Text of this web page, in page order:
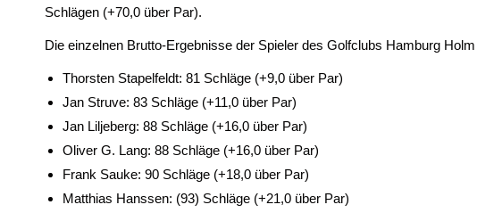
Schlägen (+70,0 über Par).
Die einzelnen Brutto-Ergebnisse der Spieler des Golfclubs Hamburg
Thorsten Stapelfeldt: 81 Schläge (+9,0 über Par)
Jan Struve: 83 Schläge (+11,0 über Par)
Jan Liljeberg: 88 Schläge (+16,0 über Par)
Oliver G. Lang: 88 Schläge (+16,0 über Par)
Frank Sauke: 90 Schläge (+18,0 über Par)
Matthias Hanssen: (93) Schläge (+21,0 über Par)